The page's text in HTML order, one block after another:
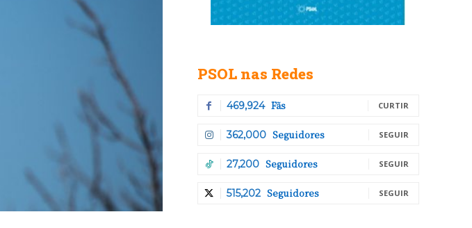
PSOL nas Redes
469,924 Fãs CURTIR
362,000 Seguidores SEGUIR
27,200 Seguidores SEGUIR
515,202 Seguidores SEGUIR